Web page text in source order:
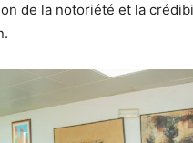
de la notoriété et la